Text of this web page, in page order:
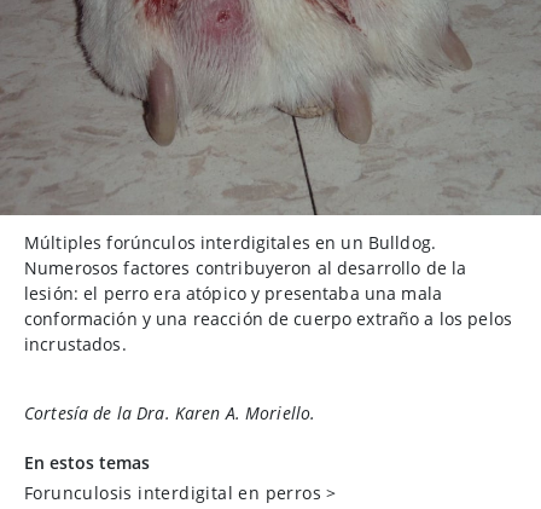
Múltiples forúnculos interdigitales en un Bulldog.
Numerosos factores contribuyeron al desarrollo de la
lesión: el perro era atópico y presentaba una mala
conformación y una reacción de cuerpo extraño a los pelos
incrustados.
Cortesía de la Dra. Karen A. Moriello.
En estos temas
Forunculosis interdigital en perros >